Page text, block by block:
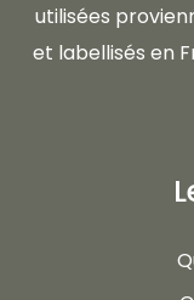
utilisées
et labellisés en